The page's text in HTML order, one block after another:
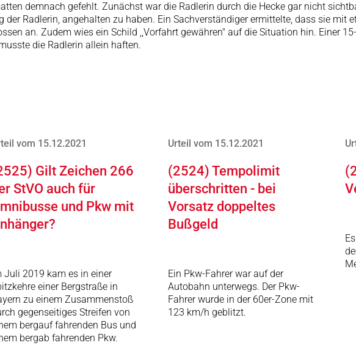
demnach gefehlt. Zunächst war die Radlerin durch die Hecke gar nicht
Radlerin, angehalten zu haben. Ein Sachverständiger ermittelte, dass sie
an. Zudem wies ein Schild ,,Vorfahrt gewähren" auf die Situation hin. Einer
die Radlerin allein haften.
vom 15.12.2021
Gilt Zeichen 266
StVO auch für
und Pkw mit
Juli 2019 kam es in einer
einer Bergstraße in
zu einem Zusammenstoß
gegenseitiges Streifen von
bergauf fahrenden Bus und
bergab fahrenden Pkw.
Urteil vom 15.12.2021
(2524) Tempolimit
überschritten - bei
Vorsatz doppeltes
Bußgeld
Ein Pkw-Fahrer war auf der
Autobahn unterwegs. Der Pkw-
Fahrer wurde in der 60er-Zone mit
123 km/h geblitzt.